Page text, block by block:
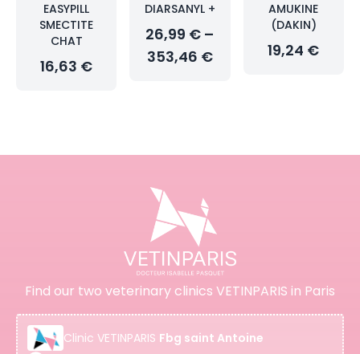
EASYPILL
SMECTITE
CHAT
16,63 €
DIARSANYL +
26,99 € –
353,46 €
AMUKINE
(DAKIN)
19,24 €
Find our two veterinary clinics VETINPARIS in Paris
Clinic VETINPARIS Fbg saint Antoine